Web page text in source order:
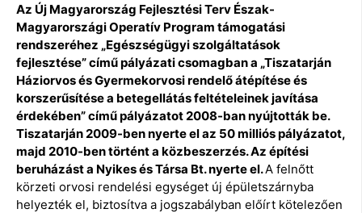
Az Új Magyarország Fejlesztési Terv Észak-
Magyarországi Operatív Program támogatási
rendszeréhez „Egészségügyi szolgáltatások
fejlesztése” című pályázati csomagban a „Tiszatarján
Háziorvos és Gyermekorvosi rendelő átépítése és
korszerűsítése a betegellátás feltételeinek javítása
érdekében” című pályázatot 2008-ban nyújtották be.
Tiszatarján 2009-ben nyerte el az 50 milliós pályázatot,
majd 2010-ben történt a közbeszerzés. Az építési
beruházást a Nyikes és Társa Bt. nyerte el.A felnőtt
körzeti orvosi rendelési egységet új épületszárnyba
helyezték el, biztosítva a jogszabályban előírt kötelezően